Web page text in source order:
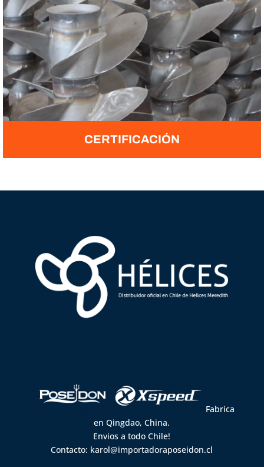
CERTIFICACIÓN
Fabrica
en Qingdao, China.
Envios a todo Chile!
Contacto: karol@importadoraposeidon.cl